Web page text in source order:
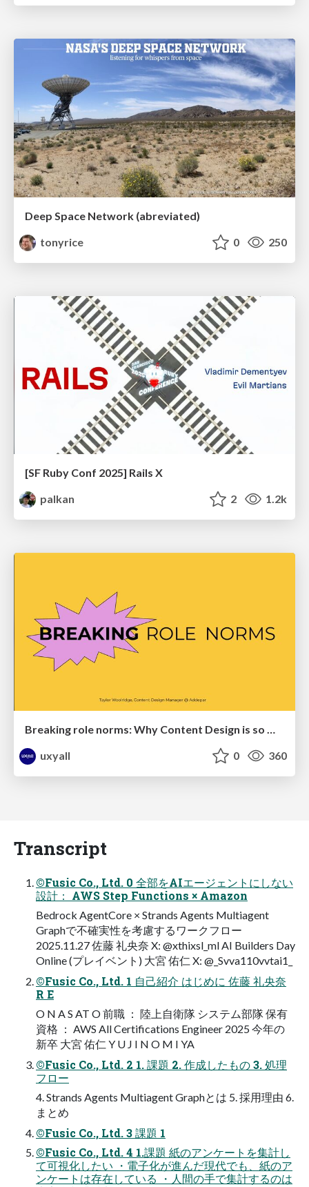
Deep Space Network (abreviated)
tonyrice
0 250
[SF Ruby Conf 2025] Rails X
palkan
2 1.2k
Breaking role norms: Why Content Design is so much more than writing copy - Taylor Woolridge
uxyall
0 360
Transcript
©Fusic Co., Ltd. 0 全部をAIエージェントにしない
設計： AWS Step Functions × Amazon
Bedrock AgentCore × Strands Agents Multiagent
Graphで不確実性を考慮するワークフロー
2025.11.27 佐藤 礼央奈 X: @xthixsl_ml AI Builders Day
Online (プレイベント) 大宮 佑仁 X: @_Svva110vvtai1_
©Fusic Co., Ltd. 1 自己紹介 はじめに 佐藤 礼央奈
R E
O N A S AT O 前職 ： 陸上自衛隊 システム部隊 保有
資格 ： AWS All Certifications Engineer 2025 今年の
新卒 大宮 佑仁 Y U J I N O M I YA
©Fusic Co., Ltd. 2 1. 課題 2. 作成したもの 3. 処理
フロー
4. Strands Agents Multiagent Graphとは 5. 採用理由 6.
まとめ
©Fusic Co., Ltd. 3 課題 1
©Fusic Co., Ltd. 4 1.課題 紙のアンケートを集計し
て可視化したい ・電子化が進んだ現代でも、紙のア
ンケートは存在している ・人間の手で集計するのは